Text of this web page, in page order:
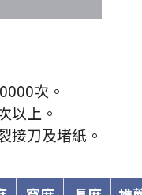
次。
以上。
接刀及堵紙。